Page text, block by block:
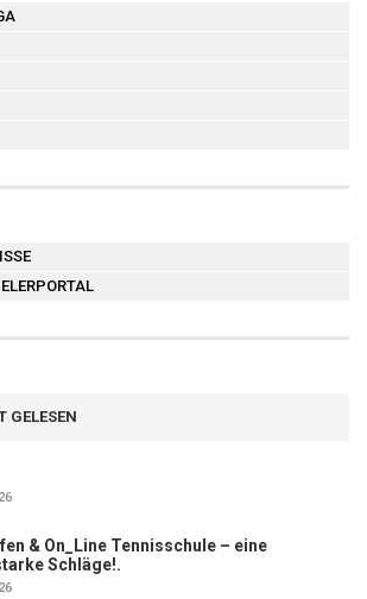
GELESEN
& On_Line Tennisschule – eine
Schläge!.